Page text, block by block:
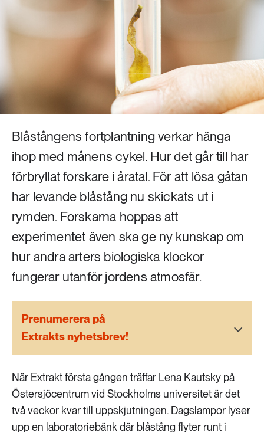
Livsstil & konsumtion
Mat & jordbruk
Social hållbarhet
Vatten
252 ARTIKLAR
Livsstil & konsumtion
612 ARTIKLAR
Mat & jordbruk
262 ARTIKLAR
Skog
360 ARTIKLAR
Social hållbarhet
189 ARTIKLAR
Vatten
Blåstångens fortplantning verkar hänga
ihop med månens cykel. Hur det går till har
förbryllat forskare i åratal. För att lösa gåtan
har levande blåstång nu skickats ut i
rymden. Forskarna hoppas att
experimentet även ska ge ny kunskap om
hur andra arters biologiska klockor
fungerar utanför jordens atmosfär.
Prenumerera på
Extrakts nyhetsbrev!
När Extrakt första gången träffar Lena Kautsky på
Östersjöcentrum vid Stockholms universitet är det
två veckor kvar till uppskjutningen. Dagslampor lyser
upp en laboratoriebänk där blåstång flyter runt i